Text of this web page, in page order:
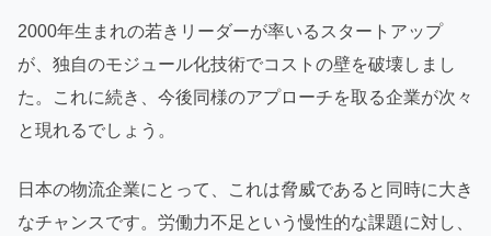
2000年生まれの若きリーダーが率いるスタートアップ
が、独自のモジュール化技術でコストの壁を破壊しまし
た。これに続き、今後同様のアプローチを取る企業が次々
と現れるでしょう。
日本の物流企業にとって、これは脅威であると同時に大き
なチャンスです。労働力不足という慢性的な課題に対し、